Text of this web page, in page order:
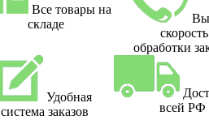
Все товары на
складе
скорость
обработки
Удобная
система заказов
всей РФ